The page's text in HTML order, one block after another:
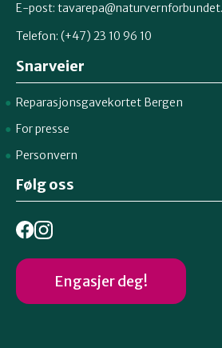
E-post:
Telefon: (+47) 23 10 96 10
Snarveier
Reparasjonsgavekortet Bergen
For presse
Personvern
Følg oss
Engasjer deg!